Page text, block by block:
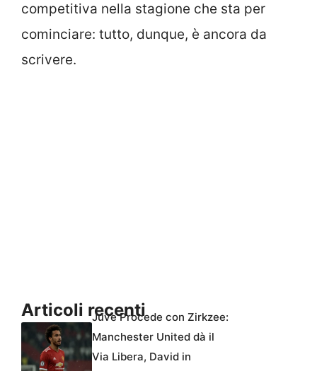
competitiva nella stagione che sta per
cominciare: tutto, dunque, è ancora da
scrivere.
Articoli recentiJuve Procede con Zirkzee:
Manchester United dà il
Via Libera, David in